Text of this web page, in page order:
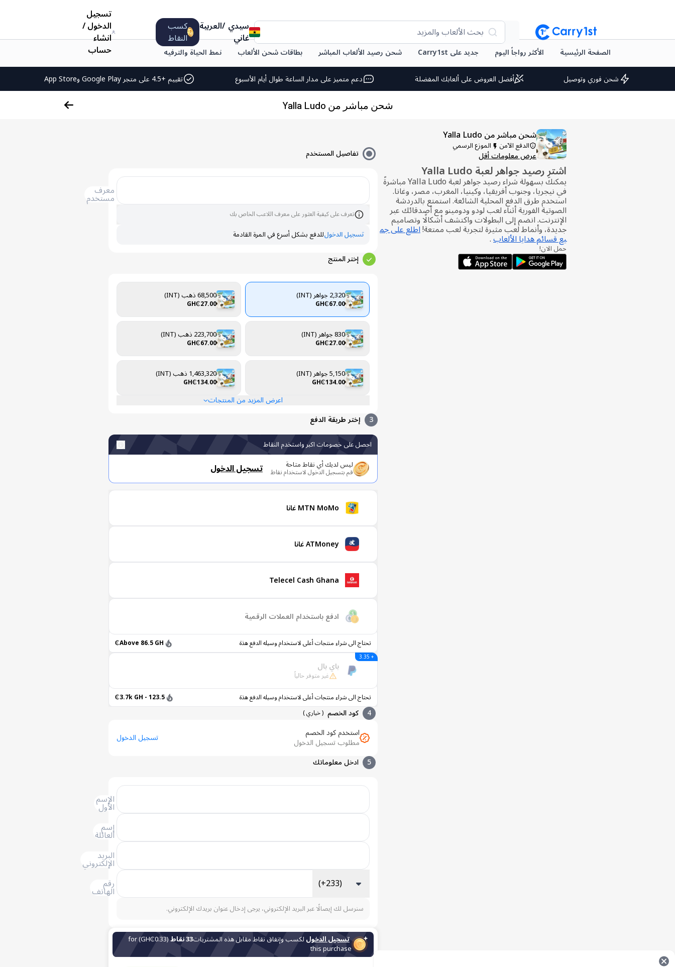
بحث الألعاب والمزيد سيدي
غاني
/العربية كسب
النقاط
تسجيل
الدخول/
انشاء
حساب الصفحة الرئيسية الأكثر رواجاً اليوم جديد على Carry1st شحن رصيد الألعاب المباشر بطاقات شحن الألعاب
نمط الحياة والترفيه
شحن فوري وتوصيل
أفضل العروض على ألعابك المفضلة دعم متميز على مدار الساعة طوال أيام الأسبوع تقييم +4.5 على متجر Google Play وApp Store
شحن مباشر من Yalla Ludo
شحن مباشر من Yalla Ludo
الدفع الآمن الموزع الرسمي
عرض معلومات أقل
اشترِ رصيد جواهر لعبة Yalla Ludo يمكنك بسهولة شراء رصيد جواهر لعبة Yalla Ludo مباشرةً
في نيجريا، وجنوب أفريقيا، وكينيا، المغرب، مصر، وغانا.
استخدم طرق الدفع المحلية الشائعة. استمتع بالدردشة
الصوتية الفورية أثناء لعب لودو ودومينو مع أصدقائك عبر
الإنترنت. انضم إلى البطولات واكتشف أشكالًا وتصاميم
جديدة، وأنماط لعب مثيرة لتجربة لعب ممتعة!اطلع على جم
يع قسائم هدايا الألعاب.
حمل الان!
تفاصيل المستخدم
معرف
مستخدم
تعرف على كيفية العثور على معرف اللاعب الخاص بك
تسجيل الدخولللدفع بشكل أسرع في المرة القادمة
إختر المنتج
2,320 جواهر (INT)
GH₵67.00
68,500 ذهب (INT)
GH₵27.00
830 جواهر (INT)
GH₵27.00
223,700 ذهب (INT)
GH₵67.00
5,150 جواهر (INT)
GH₵134.00
1,463,320 ذهب (INT)
GH₵134.00
اعرض المزيد من المنتجات
3
إختر طريقة الدفع
احصل على خصومات اكبر واستخدم النقاط
ليس لديك أي نقاط متاحة
قم بتسجيل الدخول لاستخدام نقاط تسجيل الدخول
MTN MoMo غانا
ATMoney غانا
Telecel Cash Ghana
ادفع باستخدام العملات الرقمية
تحتاج الى شراء منتجات أعلى لاستخدام وسيله الدفع هذة Above 86.5 GH₵
باي بال
غير متوفر حالياً
+ 3.35
تحتاج الى شراء منتجات أعلى لاستخدام وسيله الدفع هذة 123.5 - 3.7k GH₵
4 كود الخصم (خياري)
استخدم كود الخصم
مطلوب تسجيل الدخول
تسجيل الدخول
5
ادخل معلوماتك
الإسم
الأول
إسم
العائلة
البريد
الإلكتروني
رقم
الهاتف (+233)
سنرسل لك إيصالًا عبر البريد الإلكتروني، يرجى إدخال عنوان بريدك الإلكتروني.
تسجيل الدخوللكسب وإنفاق نقاط مقابل هذه المشتريات33 نقاط (GH₵0.33) for
this purchase